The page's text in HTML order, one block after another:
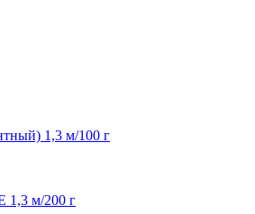
1,3 м/100 г
м/200 г